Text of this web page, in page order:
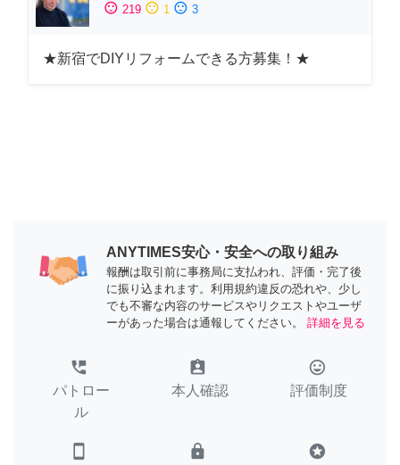
sentiment_satisfied 219 sentiment_neutral 1 sentiment_dissatisfied 3
★新宿でDIYリフォームできる方募集！★
ANYTIMES安心・安全への取り組み
報酬は取引前に事務局に支払われ、評価・完了後
に振り込まれます。利用規約違反の恐れや、少し
でも不審な内容のサービスやリクエストやユーザ
ーがあった場合は通報してください。
詳細を見る
perm_phone_msg
パトロー
ル
assignment_ind
本人確認
tag_faces
評価制度
smartphone lock stars